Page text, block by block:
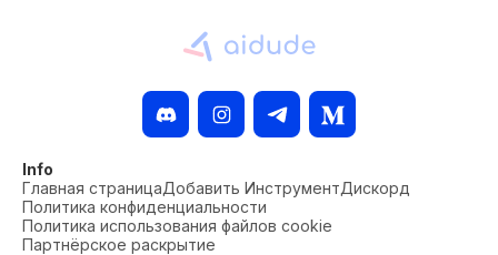
Info
Главная страницаДобавить ИнструментДискорд
Политика конфиденциальности
Политика использования файлов cookie
Партнёрское раскрытие